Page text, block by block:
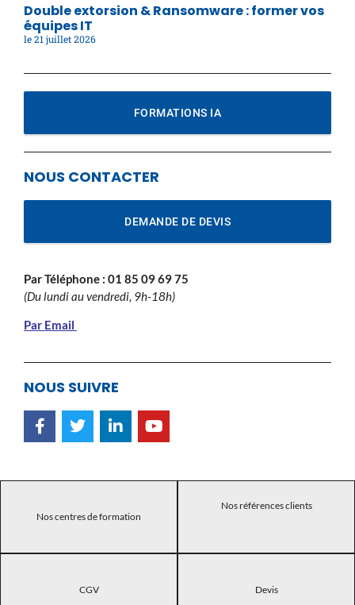
Double extorsion & Ransomware : former vos
équipes IT
21 juillet 2026
FORMATIONS IA
NOUS CONTACTER
DEMANDE DE DEVIS
Par Téléphone : 01 85 09 69 75
(Du lundi au vendredi, 9h-18h)
Par Email
NOUS SUIVRE
Nos centres de formation
Nos références clients
CGV Devis